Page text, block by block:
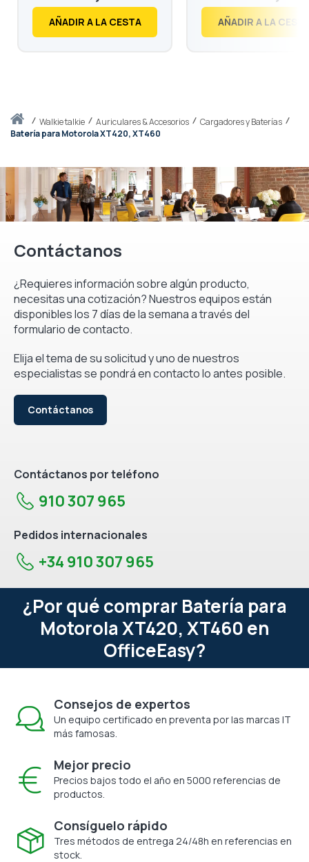
Inicio walkie talkie Auriculares & Accesorios
Cargadores y Baterías
Batería para Motorola XT420, XT460
€ 313,
AÑADIR A LA CESTA € 1.538,
AÑADIR A LA
Contáctanos
¿Requieres información sobre algún producto,
necesitas una cotización? Nuestros equipos están
disponibles los 7 días de la semana a través del
formulario de contacto.
Elija el tema de su solicitud y uno de nuestros
especialistas se pondrá en contacto lo antes posible.
Contáctanos
Contáctanos por teléfono
910 307 965
Pedidos internacionales
+34 910 307 965
¿Por qué comprar Batería para
Motorola XT420, XT460 en
OfficeEasy?
Consejos de expertos
Un equipo certificado en preventa por las marcas IT
más famosas.
Mejor precio
Precios bajos todo el año en 5000 referencias de
productos.
Consíguelo rápido
Tres métodos de entrega 24/48h en referencias en
stock.